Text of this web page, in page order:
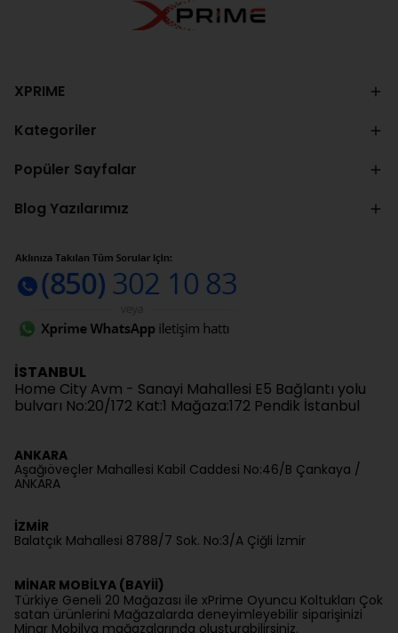
XPRIME
Kategoriler
Popüler Sayfalar
Blog Yazılarımız
İSTANBUL
Home City Avm - Sanayi Mahallesi E5 Bağlantı yolu
bulvarı No:20/172 Kat:1 Mağaza:172 Pendik İstanbul
ANKARA
Aşağıöveçler Mahallesi Kabil Caddesi No:46/B Çankaya /
ANKARA
İZMİR
Balatçık Mahallesi 8788/7 Sok. No:3/A Çiğli İzmir
MİNAR MOBİLYA (BAYİİ)
Türkiye Geneli 20 Mağazası ile xPrime Oyuncu Koltukları Çok
satan ürünlerini Mağazalarda deneyimleyebilir siparişinizi
Minar Mobilya mağazalarında oluşturabilirsiniz.